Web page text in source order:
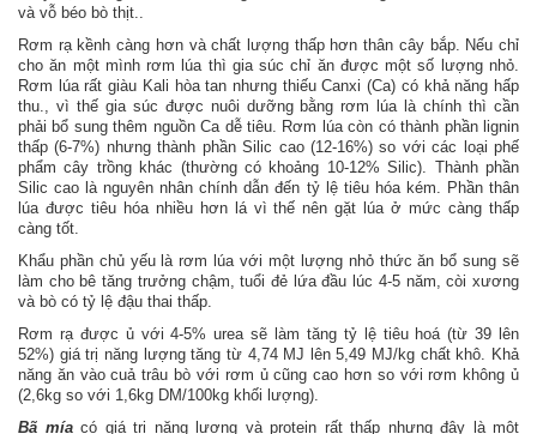
và vỗ béo bò thịt..
Rơm rạ kềnh càng hơn và chất lượng thấp hơn thân cây bắp. Nếu chỉ
cho ăn một mình rơm lúa thì gia súc chỉ ăn được một số lượng nhỏ.
Rơm lúa rất giàu Kali hòa tan nhưng thiếu Canxi (Ca) có khả năng hấp
thu., vì thế gia súc được nuôi dưỡng bằng rơm lúa là chính thì cần
phải bổ sung thêm nguồn Ca dễ tiêu. Rơm lúa còn có thành phần lignin
thấp (6-7%) nhưng thành phần Silic cao (12-16%) so với các loại phế
phẩm cây trồng khác (thường có khoảng 10-12% Silic). Thành phần
Silic cao là nguyên nhân chính dẫn đến tỷ lệ tiêu hóa kém. Phần thân
lúa được tiêu hóa nhiều hơn lá vì thế nên gặt lúa ở mức càng thấp
càng tốt.
Khẩu phần chủ yếu là rơm lúa với một lượng nhỏ thức ăn bổ sung sẽ
làm cho bê tăng trưởng chậm, tuổi đẻ lứa đầu lúc 4-5 năm, còi xương
và bò có tỷ lệ đậu thai thấp.
Rơm rạ được ủ với 4-5% urea sẽ làm tăng tỷ lệ tiêu hoá (từ 39 lên
52%) giá trị năng lượng tăng từ 4,74 MJ lên 5,49 MJ/kg chất khô. Khả
năng ăn vào cuả trâu bò với rơm ủ cũng cao hơn so với rơm không ủ
(2,6kg so với 1,6kg DM/100kg khối lượng).
Bã míacó giá trị năng lượng và protein rất thấp nhưng đây là một